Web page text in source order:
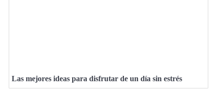
Las mejores ideas para disfrutar de un día sin estrés